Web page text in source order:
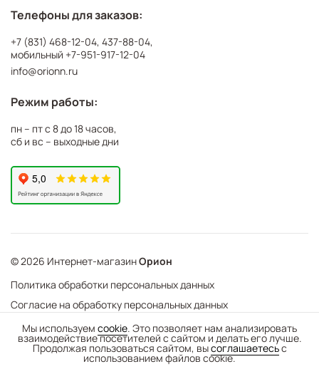
Мы используем cookie. Это позволяет нам анализировать
взаимодействие посетителей с сайтом и делать его лучше.
Продолжая пользоваться сайтом, высоглашаетесьс
использованием файлов cookie.
- + В корзину
Телефоны для заказов:
+7 (831) 468-12-04, 437-88-04,
мобильный +7-951-917-12-04
info@orionn.ru
Режим работы:
пн – пт с 8 до 18 часов,
сб и вс – выходные дни
© 2026 Интернет-магазинОрион
Политика обработки персональных данных
Согласие на обработку персональных данных
Web Механика
- создание интернет-магазинов